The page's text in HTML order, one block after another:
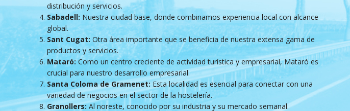
distribución y servicios.
Sabadell: Nuestra ciudad base, donde combinamos experiencia local con alcance
global.
Sant Cugat: Otra área importante que se beneficia de nuestra extensa gama de
productos y servicios.
Mataró:Como un centro creciente de actividad turística y empresarial, Mataró es
crucial para nuestro desarrollo empresarial.
Santa Coloma de Gramenet:Esta localidad es esencial para conectar con una
variedad de negocios en el sector de la hostelería.
Granollers:Al noreste, conocido por su industria y su mercado semanal.